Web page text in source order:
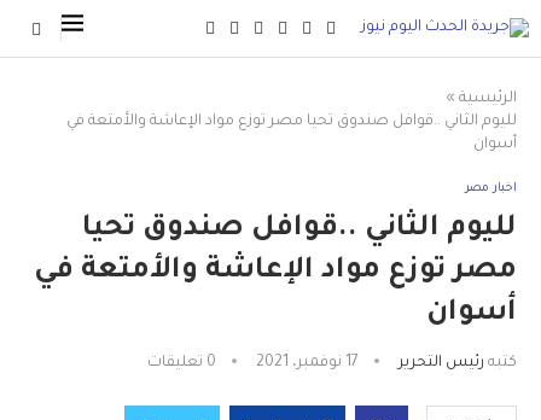
الرئيسية »
لليوم الثاني ..قوافل صندوق تحيا مصر توزع مواد الإعاشة والأمتعة في
أسوان
اخبار مصر
لليوم الثاني ..قوافل صندوق تحيا
مصر توزع مواد الإعاشة والأمتعة في
أسوان
كتبه رئيس التحرير 17 نوفمبر، 2021 0 تعليقات